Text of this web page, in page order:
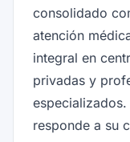
consolidado
atención
integral en
privadas y
especializados.
responde a su